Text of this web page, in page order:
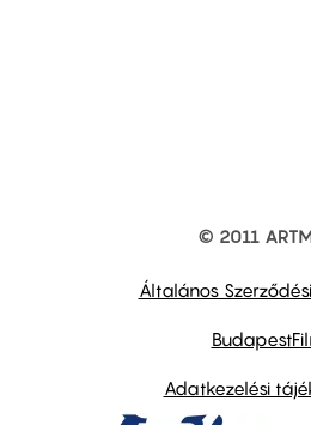
© 2011
Általános
Adatkezelési